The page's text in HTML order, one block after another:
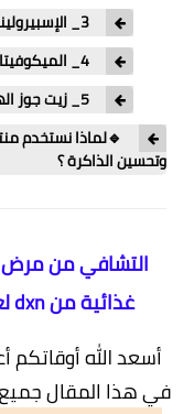
3_ الإسبيرولينا :
4_ الميكوفيتا :
5_ زيت جوز الهند :
وتحسين الذاكرة ؟
غذائية من dxn لعلاج الزهايمر وتحسين الذاكرة
أسعد الله أوقاتكم
في هذا المقال